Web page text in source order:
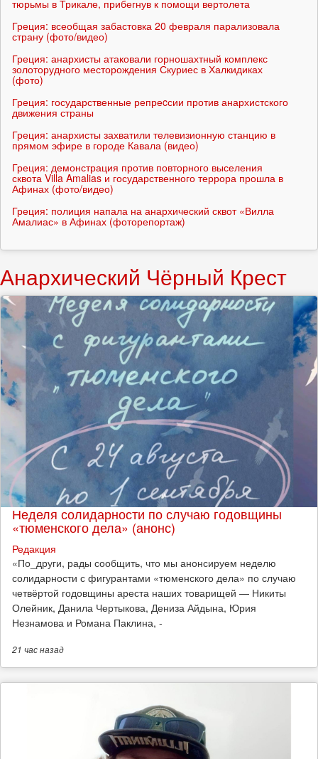
тюрьмы в Трикале, прибегнув к помощи вертолета
Греция: всеобщая забастовка 20 февраля парализовала
страну (фото/видео)
Греция: анархисты атаковали горношахтный комплекс
золоторудного месторождения Скуриес в Халкидиках
(фото)
Греция: государственные репреcсии против анархистского
движения страны
Греция: анархисты захватили телевизионную станцию в
прямом эфире в городе Кавала (видео)
Греция: демонстрация против повторного выселения
сквота Villa Amalias и государственного террора прошла в
Афинах (фото/видео)
Греция: полиция напала на анархический сквот «Вилла
Амалиас» в Афинах (фоторепортаж)
Анархический Чёрный Крест
Неделя солидарности по случаю годовщины
«тюменского дела» (анонс)
Редакция
​«По_други, рады сообщить, что мы анонсируем неделю
солидарности с фигурантами «тюменского дела» по случаю
четвёртой годовщины ареста наших товарищей — Никиты
Олейник, Данила Чертыкова, Дениза Айдына, Юрия
Незнамова и Романа Паклина, -
21 часназад